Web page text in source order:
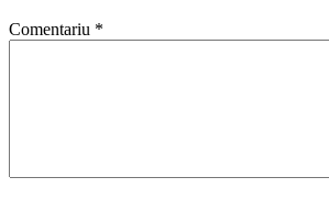
Comentariu *